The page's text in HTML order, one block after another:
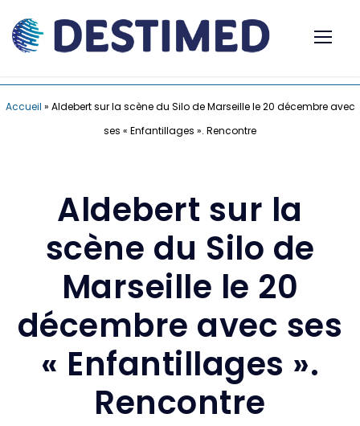
Accueil » Aldebert sur la scène du Silo de Marseille le 20 décembre avec
ses « Enfantillages ». Rencontre
Aldebert sur la
scène du Silo de
Marseille le 20
décembre avec ses
« Enfantillages ».
Rencontre